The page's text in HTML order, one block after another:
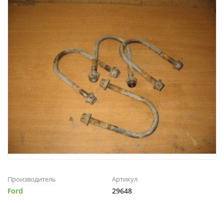
29648
Производитель
Ford
Артикул
29648